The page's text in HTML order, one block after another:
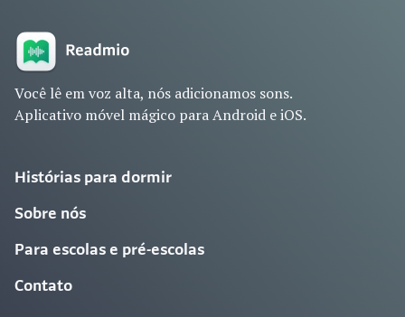
Você lê em voz alta, nós adicionamos sons.
Aplicativo móvel mágico para Android e iOS.
Histórias para dormir
Sobre nós
Para escolas e pré-escolas
Contato